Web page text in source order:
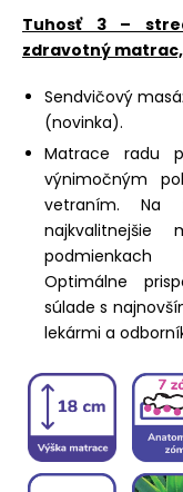
Tuhosť 3 –
zdravotný matrac,
Sendvičový
(novinka).
Matrace radu
výnimočným
vetraním. Na
najkvalitnejšie
podmienkach
Optimálne
súlade s
lekármi a